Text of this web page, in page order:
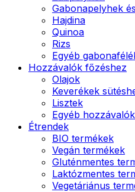
Gabonapelyhek
Hajdina
Quinoa
Rizs
Egyéb
Hozzávalók főzéshez
Olajok
Keverékek
Lisztek
Egyéb
Étrendek
BIO termékek
Vegán termékek
Gluténmentes
Laktózmentes
Vegetáriánus